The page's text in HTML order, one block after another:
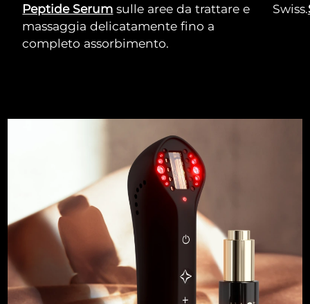
Peptide Serum sulle aree da trattare e
massaggia delicatamente fino a
completo assorbimento.
Swiss.